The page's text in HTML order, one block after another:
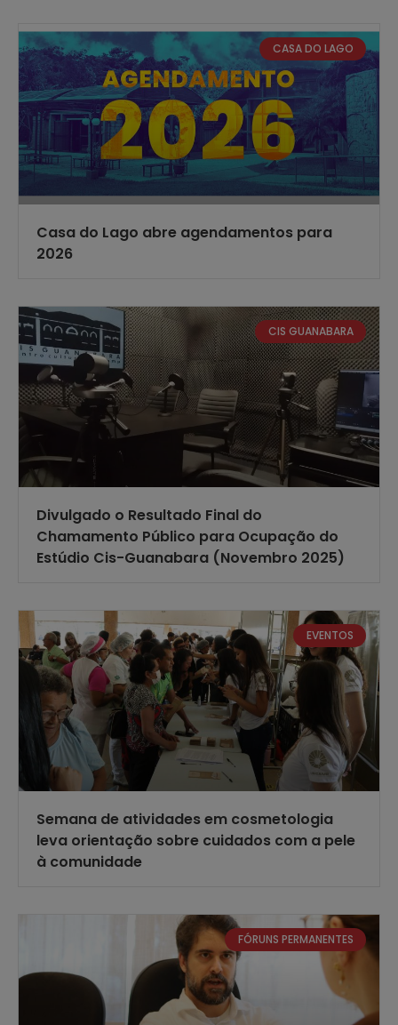
CASA DO LAGO
Casa do Lago abre agendamentos para
2026
CIS GUANABARA
Divulgado o Resultado Final do
Chamamento Público para Ocupação do
Estúdio Cis-Guanabara (Novembro 2025)
EVENTOS
Semana de atividades em cosmetologia
leva orientação sobre cuidados com a pele
à comunidade
FÓRUNS PERMANENTES